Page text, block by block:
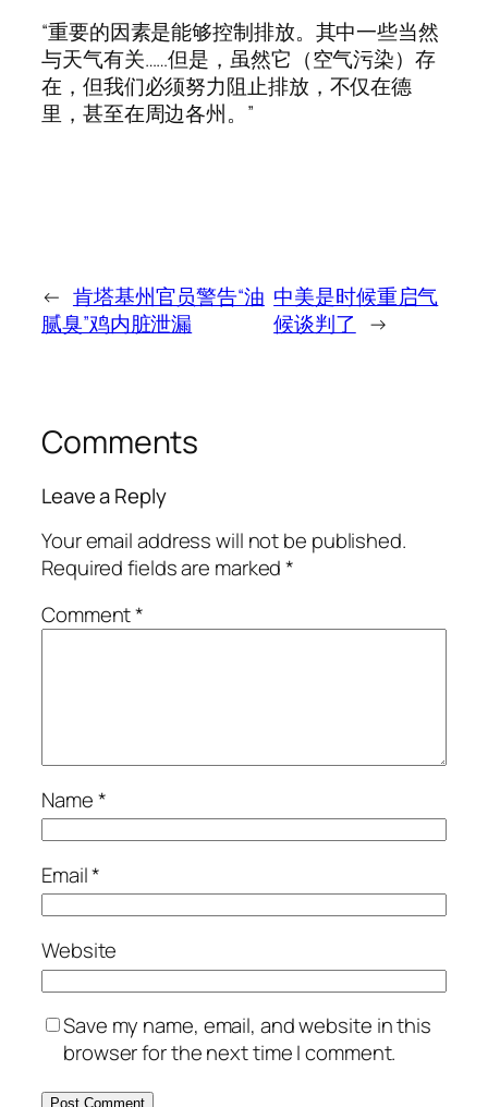
“重要的因素是能够控制排放。其中一些当然
与天气有关……但是，虽然它（空气污染）存
在，但我们必须努力阻止排放，不仅在德
里，甚至在周边各州。”
← 肯塔基州官员警告“油
腻臭”鸡内脏泄漏
中美是时候重启气
候谈判了
→
Comments
Leave a Reply
Your email address will not be published.
Required fields are marked*
Comment*
Name*
Email*
Website
Save my name, email, and website in this
browser for the next time I comment.